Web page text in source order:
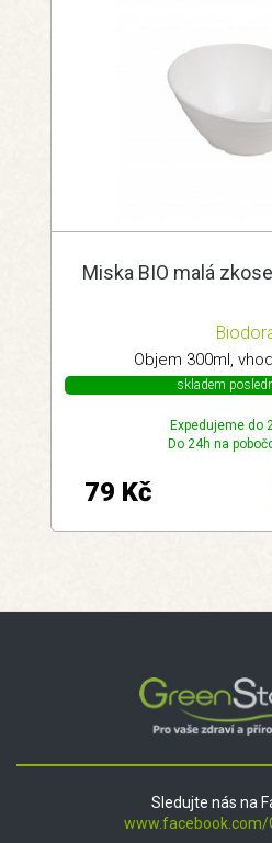
Miska BIO malá
Objem 300ml,
skladem
Expedujeme do
Do 24h na
79 Kč
Sledujte nás na
www.facebook.com/